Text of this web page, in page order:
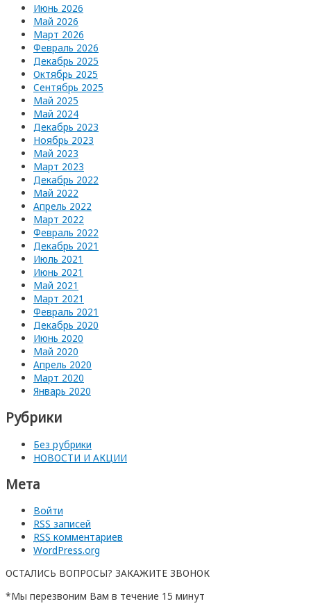
Июнь 2026
Май 2026
Март 2026
Февраль 2026
Декабрь 2025
Октябрь 2025
Сентябрь 2025
Май 2025
Май 2024
Декабрь 2023
Ноябрь 2023
Май 2023
Март 2023
Декабрь 2022
Май 2022
Апрель 2022
Март 2022
Февраль 2022
Декабрь 2021
Июль 2021
Июнь 2021
Май 2021
Март 2021
Февраль 2021
Декабрь 2020
Июнь 2020
Май 2020
Апрель 2020
Март 2020
Январь 2020
Рубрики
Без рубрики
НОВОСТИ И АКЦИИ
Мета
Войти
RSS записей
RSS комментариев
WordPress.org
ОСТАЛИСЬ ВОПРОСЫ? ЗАКАЖИТЕ ЗВОНОК
*Мы перезвоним Вам в течение 15 минут